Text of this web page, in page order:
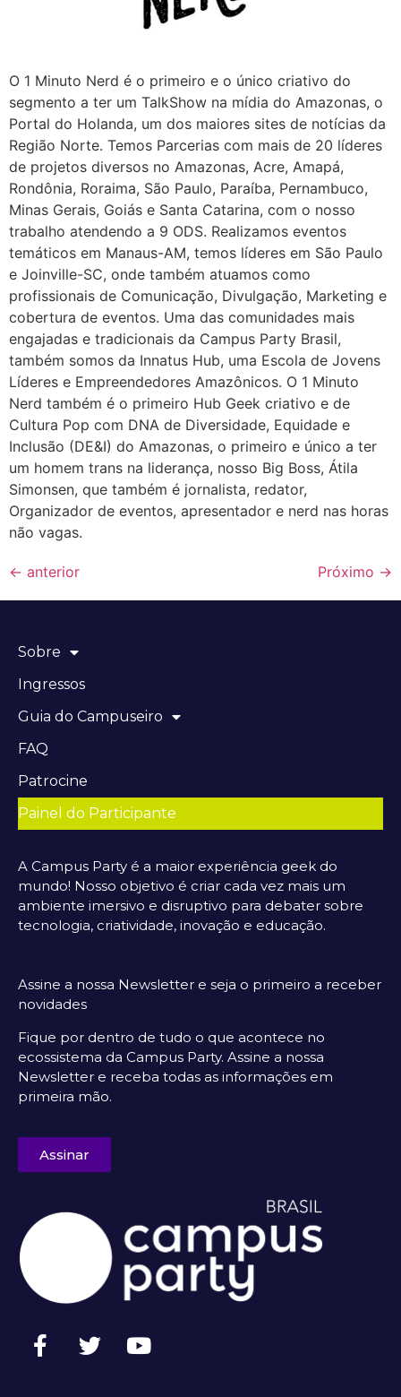
O 1 Minuto Nerd é o primeiro e o único criativo do
segmento a ter um TalkShow na mídia do Amazonas, o
Portal do Holanda, um dos maiores sites de notícias da
Região Norte. Temos Parcerias com mais de 20 líderes
de projetos diversos no Amazonas, Acre, Amapá,
Rondônia, Roraima, São Paulo, Paraíba, Pernambuco,
Minas Gerais, Goiás e Santa Catarina, com o nosso
trabalho atendendo a 9 ODS. Realizamos eventos
temáticos em Manaus-AM, temos líderes em São Paulo
e Joinville-SC, onde também atuamos como
profissionais de Comunicação, Divulgação, Marketing e
cobertura de eventos. Uma das comunidades mais
engajadas e tradicionais da Campus Party Brasil,
também somos da Innatus Hub, uma Escola de Jovens
Líderes e Empreendedores Amazônicos. O 1 Minuto
Nerd também é o primeiro Hub Geek criativo e de
Cultura Pop com DNA de Diversidade, Equidade e
Inclusão (DE&I) do Amazonas, o primeiro e único a ter
um homem trans na liderança, nosso Big Boss, Átila
Simonsen, que também é jornalista, redator,
Organizador de eventos, apresentador e nerd nas horas
não vagas.
← anterior Próximo →
Sobre
Ingressos
Guia do Campuseiro
FAQ
Patrocine
Painel do Participante
A Campus Party é a maior experiência geek do
mundo! Nosso objetivo é criar cada vez mais um
ambiente imersivo e disruptivo para debater sobre
tecnologia, criatividade, inovação e educação.
Assine a nossa Newsletter e seja o primeiro a receber
novidades
Fique por dentro de tudo o que acontece no
ecossistema da Campus Party. Assine a nossa
Newsletter e receba todas as informações em
primeira mão.
Assinar